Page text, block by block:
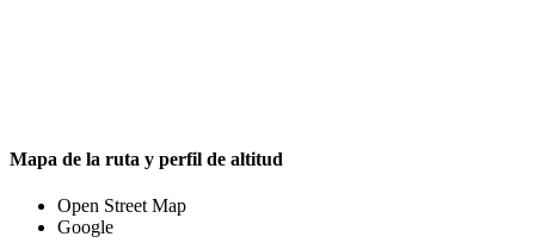
Mapa de la ruta y perfil de altitud
Open Street Map
Google